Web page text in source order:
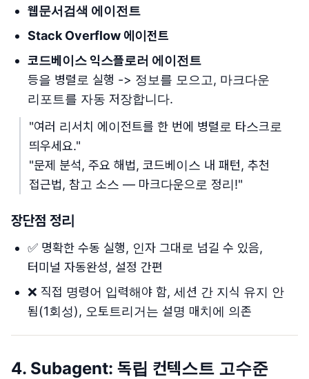
웹문서검색 에이전트
Stack Overflow 에이전트
코드베이스 익스플로러 에이전트
등을 병렬로 실행 -> 정보를 모으고, 마크다운
리포트를 자동 저장합니다.
"여러 리서치 에이전트를 한 번에 병렬로 타스크로
띄우세요."
"문제 분석, 주요 해법, 코드베이스 내 패턴, 추천
접근법, 참고 소스 — 마크다운으로 정리!"
장단점 정리
✅ 명확한 수동 실행, 인자 그대로 넘길 수 있음,
터미널 자동완성, 설정 간편
❌ 직접 명령어 입력해야 함, 세션 간 지식 유지 안
됨(1회성), 오토트리거는 설명 매치에 의존
4. Subagent: 독립 컨텍스트 고수준